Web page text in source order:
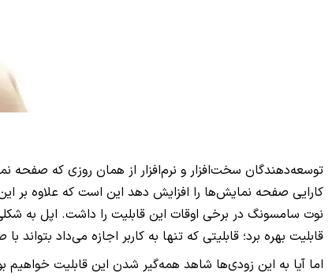
توسعه‌دهندگان سخت‌افزار و نرم‌افزار از همان روزی که
کارایی صفحه نمایش‌ها را افزایش دهد این است که علاوه بر
نوت سامسونگ در برخی اوقات این قابلیت را داشت. اپل به
قابلیت بهره برد؛ قابلیتی که تنها به کاربر اجازه می‌داد